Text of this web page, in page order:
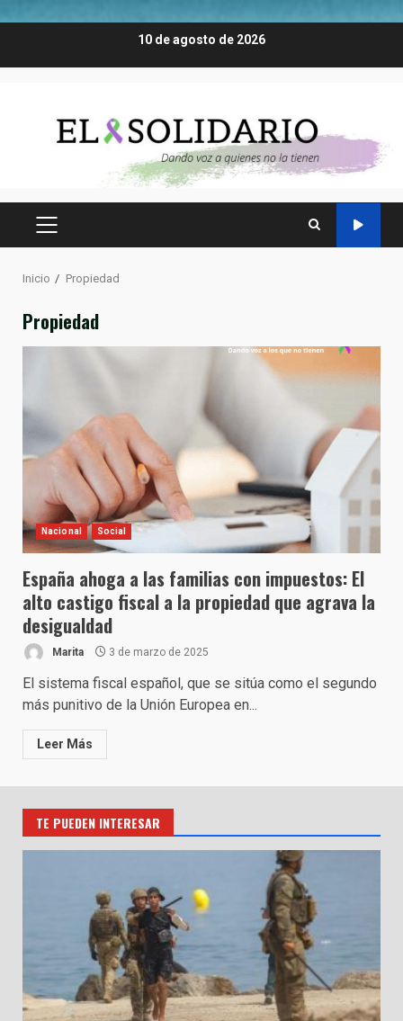
10 de agosto de 2026
MENÚ
Inicio Propiedad
Propiedad
Nacional Social
España ahoga a las familias con impuestos: El
alto castigo fiscal a la propiedad que agrava la
desigualdad
Marita 3 de marzo de 2025
El sistema fiscal español, que se sitúa como el segundo
más punitivo de la Unión Europea en...
Leer Más
TE PUEDEN INTERESAR